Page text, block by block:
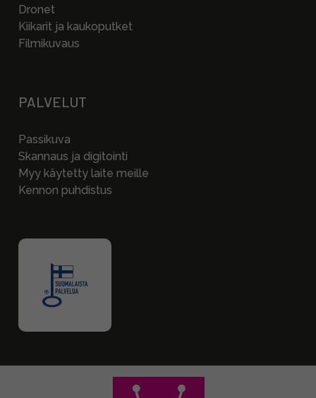
Dronet
Kiikarit ja kaukoputket
Filmikuvaus
PALVELUT
Passikuva
Skannaus ja digitointi
Myy käytetty laite meille
Kennon puhdistus